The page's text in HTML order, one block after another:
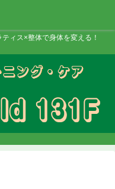
ィス×整体で身体を変える！